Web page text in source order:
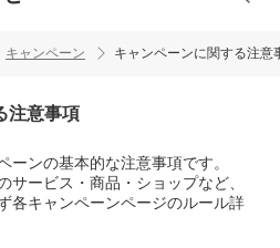
キャンペーン キャンペーンに関する注意
注意事項
ーンの基本的な注意事項です。
サービス・商品・ショップなど、
各キャンペーンページのルール詳